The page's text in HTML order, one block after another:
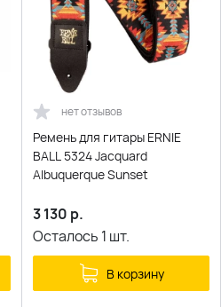
нет отзывов
Ремень для гитары ERNIE
BALL 5324 Jacquard
Albuquerque Sunset
3 130 р.
Осталось 1 шт.
В корзину